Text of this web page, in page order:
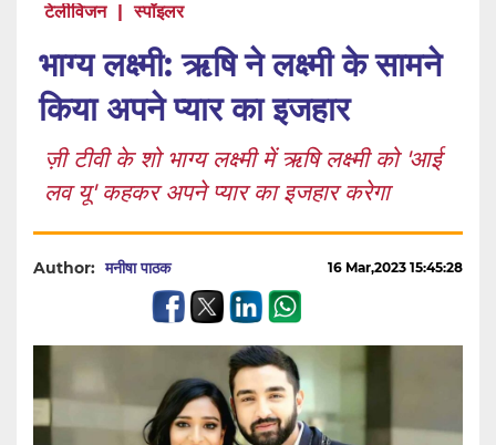
टेलीविजन | स्पॉइलर
भाग्य लक्ष्मी: ऋषि ने लक्ष्मी के सामने
किया अपने प्यार का इजहार
ज़ी टीवी के शो भाग्य लक्ष्मी में ऋषि लक्ष्मी को 'आई
लव यू' कहकर अपने प्यार का इजहार करेगा
Author: मनीषा पाठक 16 Mar,2023 15:45:28